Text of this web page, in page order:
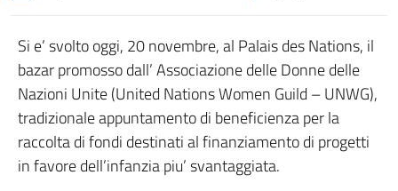
Si e’ svolto oggi, 20 novembre, al Palais des Nations, il
bazar promosso dall’ Associazione delle Donne delle
Nazioni Unite (United Nations Women Guild – UNWG),
tradizionale appuntamento di beneficienza per la
raccolta di fondi destinati al finanziamento di progetti
in favore dell’infanzia piu’ svantaggiata.